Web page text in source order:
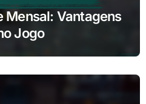
Mensal: Vantagens
Jogo